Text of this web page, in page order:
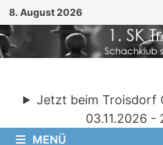
Zum
Inhalt
springen
8. August 2026
Jetzt beim Troisdorf
03.11.2026 -
MENÜ